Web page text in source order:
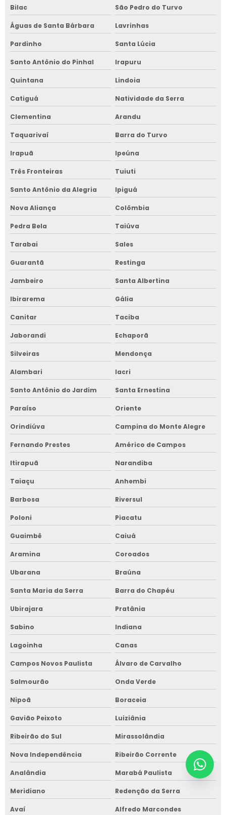
Bilac São Pedro do Turvo
Águas de Santa Bárbara Lavrinhas
Pardinho Santa Lúcia
Santo Antônio do Pinhal Irapuru
Quintana Lindoia
Catiguá Natividade da Serra
Clementina Arandu
Taquarivaí Barra do Turvo
Irapuã Ipeúna
Três Fronteiras Tuiuti
Santo Antônio da Alegria Ipiguá
Nova Aliança Colômbia
Pedra Bela Taiúva
Tarabai Sales
Guarantã Restinga
Jambeiro Santa Albertina
Ibirarema Gália
Canitar Taciba
Jaborandi Echaporã
Silveiras Mendonça
Alambari Iacri
Santo Antônio do Jardim Santa Ernestina
Paraíso Oriente
Orindiúva Campina do Monte Alegre
Fernando Prestes Américo de Campos
Itirapuã Narandiba
Taiaçu Anhembi
Barbosa Riversul
Poloni Piacatu
Guaimbê Caiuá
Aramina Coroados
Ubarana Braúna
Santa Maria da Serra Barra do Chapéu
Ubirajara Pratânia
Sabino Indiana
Lagoinha Canas
Campos Novos Paulista Álvaro de Carvalho
Salmourão Onda Verde
Nipoã Boraceia
Gavião Peixoto Luiziânia
Ribeirão do Sul Mirassolândia
Nova Independência Ribeirão Corrente
Analândia Marabá Paulista
Meridiano Redenção da Serra
Avaí Alfredo Marcondes